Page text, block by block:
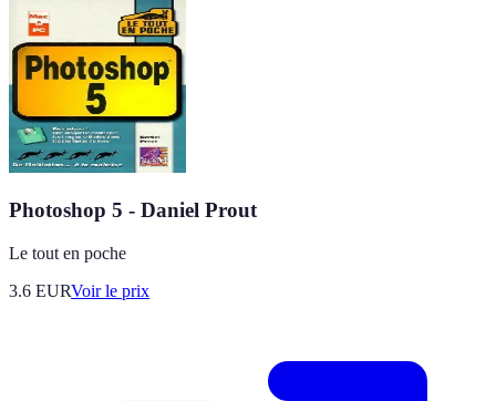
Photoshop 5 - Daniel Prout
Le tout en poche
3.6 EURVoir le prix